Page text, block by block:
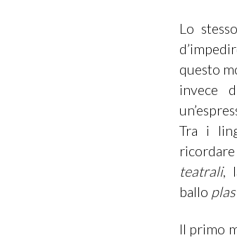
Lo
questo
invece
Tra i
teatrali,
ballo
Il primo